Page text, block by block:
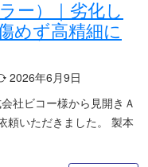
ー）｜劣化し
めず高精細に
2026年6月9日
社ビコー様から見開きＡ
頼いただきました。 製本